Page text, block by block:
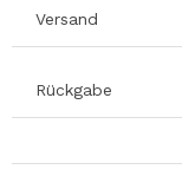
Versand
Rückgabe